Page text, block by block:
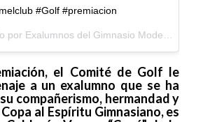
#Golf #premiacion
el Comité de Golf le
a un exalumno que se ha
compañerismo, hermandad y
al Espíritu Gimnasiano, es